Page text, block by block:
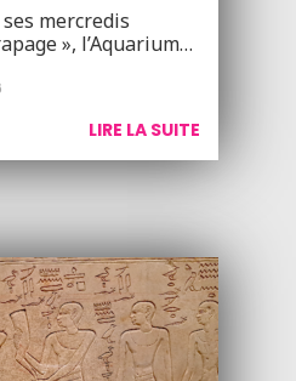
mercredis
», l’Aquarium…
LIRE LA SUITE